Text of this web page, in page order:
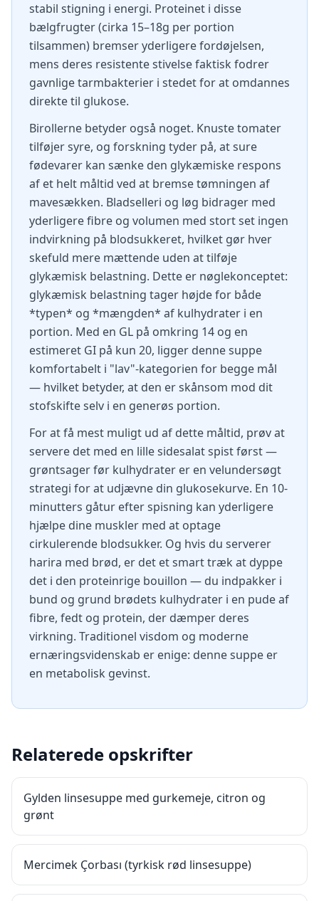
stabil stigning i energi. Proteinet i disse
bælgfrugter (cirka 15–18g per portion
tilsammen) bremser yderligere fordøjelsen,
mens deres resistente stivelse faktisk fodrer
gavnlige tarmbakterier i stedet for at omdannes
direkte til glukose.
Birollerne betyder også noget. Knuste tomater
tilføjer syre, og forskning tyder på, at sure
fødevarer kan sænke den glykæmiske respons
af et helt måltid ved at bremse tømningen af
mavesækken. Bladselleri og løg bidrager med
yderligere fibre og volumen med stort set ingen
indvirkning på blodsukkeret, hvilket gør hver
skefuld mere mættende uden at tilføje
glykæmisk belastning. Dette er nøglekonceptet:
glykæmisk belastning tager højde for både
*typen* og *mængden* af kulhydrater i en
portion. Med en GL på omkring 14 og en
estimeret GI på kun 20, ligger denne suppe
komfortabelt i "lav"-kategorien for begge mål
— hvilket betyder, at den er skånsom mod dit
stofskifte selv i en generøs portion.
For at få mest muligt ud af dette måltid, prøv at
servere det med en lille sidesalat spist først —
grøntsager før kulhydrater er en velundersøgt
strategi for at udjævne din glukosekurve. En 10-
minutters gåtur efter spisning kan yderligere
hjælpe dine muskler med at optage
cirkulerende blodsukker. Og hvis du serverer
harira med brød, er det et smart træk at dyppe
det i den proteinrige bouillon — du indpakker i
bund og grund brødets kulhydrater i en pude af
fibre, fedt og protein, der dæmper deres
virkning. Traditionel visdom og moderne
ernæringsvidenskab er enige: denne suppe er
en metabolisk gevinst.
Relaterede opskrifter
Gylden linsesuppe med gurkemeje, citron og
grønt
Mercimek Çorbası (tyrkisk rød linsesuppe)